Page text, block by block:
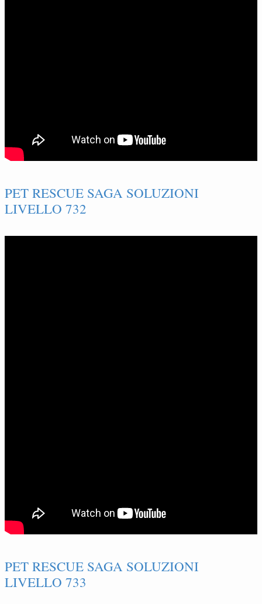
PET RESCUE SAGA SOLUZIONI
LIVELLO 732
PET RESCUE SAGA SOLUZIONI
LIVELLO 733